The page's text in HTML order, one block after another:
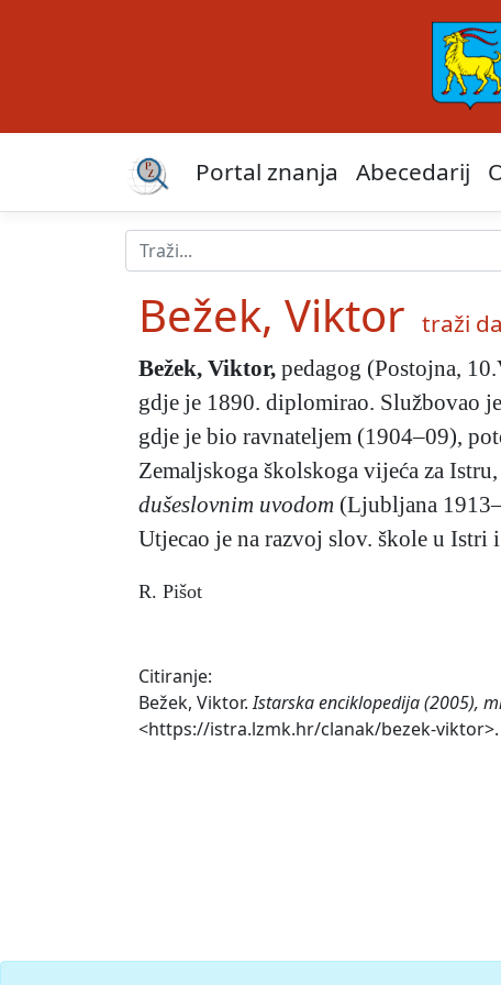
Portal znanja Abecedarij
Bežek, Viktor traži
Bežek, Viktor, pedagog (Postojna,
gdje je 1890. diplomirao. Službovao
gdje je bio ravnateljem (1904–09),
Zemaljskoga školskoga vijeća za
dušeslovnim uvodom (Ljubljana
Utjecao je na razvoj slov. škole u Istri
R. Pišot
Citiranje:
Bežek, Viktor.Istarska enciklopedija (2005),
<https://istra.lzmk.hr/clanak/bezek-viktor>.